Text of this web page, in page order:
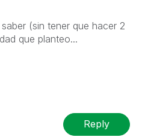
(sin tener que hacer 2
que planteo...
Reply